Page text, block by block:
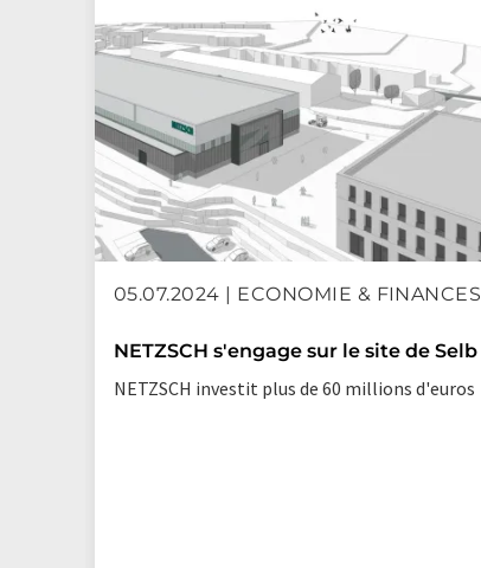
05.07.2024 | ECONOMIE & FINANCES
NETZSCH s'engage sur le site de Selb
NETZSCH investit plus de 60 millions d'euros